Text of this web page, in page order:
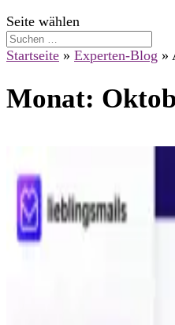
Seite wählen
Startseite » Experten-Blog »
Monat: